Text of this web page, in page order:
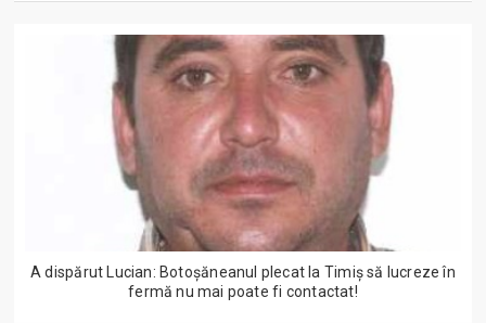
A dispărut Lucian: Botoșăneanul plecat la Timiș să lucreze în
fermă nu mai poate fi contactat!